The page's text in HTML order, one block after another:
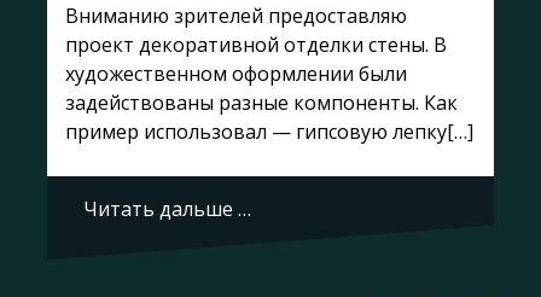
Вниманию зрителей предоставляю
проект декоративной отделки стены. В
художественном оформлении были
задействованы разные компоненты. Как
пример использовал — гипсовую лепку[…]
Читать дальше …